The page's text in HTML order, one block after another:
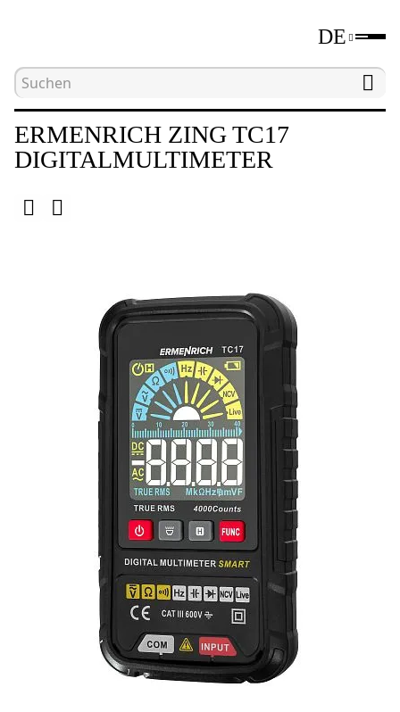
DE
Hauptseite
ERMENRICH ZING TC17
DIGITALMULTIMETER